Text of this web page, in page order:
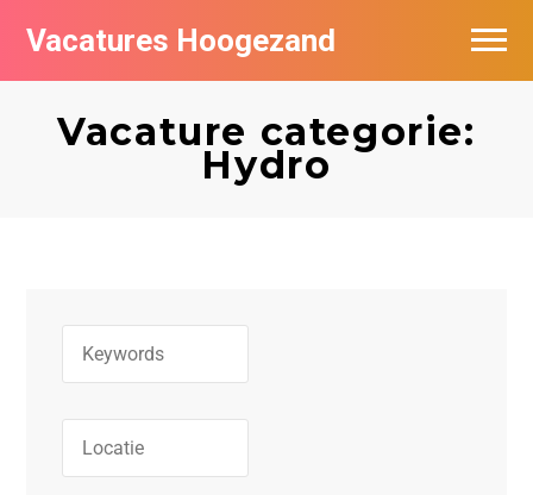
Vacatures Hoogezand
Vacature categorie:
Hydro
Vacatures per bedrijf
Populair